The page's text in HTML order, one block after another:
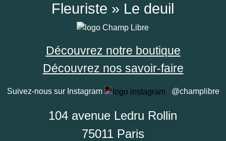
Fleuriste » Le deuil
Découvrez notre boutique
Découvrez nos savoir-faire
Suivez-nous sur Instagram @champlibre
104 avenue Ledru Rollin
75011 Paris